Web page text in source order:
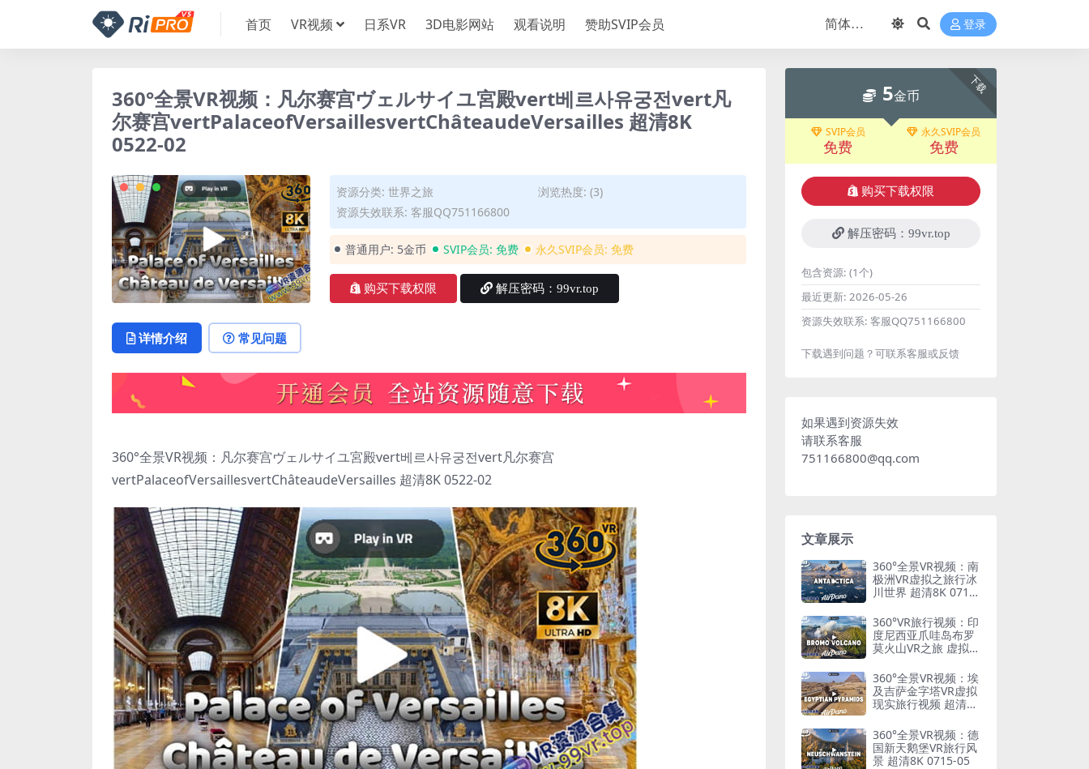
首页 VR视频 日系VR 3D电影网站 观看说明 赞助SVIP会员 登录
360°全景VR视频：凡尔赛宫ヴェルサイユ宮殿vert베르사유궁전vert凡
尔赛宫vertPalaceofVersaillesvertChâteaudeVersailles 超清8K
0522-02
资源分类: 世界之旅
浏览热度: (3)
资源失效联系: 客服QQ751166800
普通用户: 5金币 SVIP会员: 免费 永久SVIP会员: 免费
购买下载权限 解压密码：99vr.top
详情介绍 常见问题
360°全景VR视频：凡尔赛宫ヴェルサイユ宮殿vert베르사유궁전vert凡尔赛宫
vertPalaceofVersaillesvertChâteaudeVersailles 超清8K 0522-02
下载
5金币
SVIP会员
免费
永久SVIP会员
免费
购买下载权限
解压密码：99vr.top
包含资源: (1个)
最近更新: 2026-05-26
资源失效联系: 客服QQ751166800
下载遇到问题？可联系客服或反馈
如果遇到资源失效
请联系客服
751166800@qq.com
文章展示
360°全景VR视频：南
极洲VR虚拟之旅行冰
川世界 超清8K 0715-
360°VR旅行视频：印
度尼西亚爪哇岛布罗
莫火山VR之旅 虚拟现
360°全景VR视频：埃
及吉萨金字塔VR虚拟
现实旅行视频 超清8K
360°全景VR视频：德
国新天鹅堡VR旅行风
景 超清8K 0715-05